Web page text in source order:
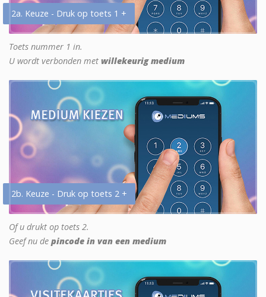
2a. Keuze - Druk op toets 1 +
Toets nummer 1 in.
U wordt verbonden met willekeurig medium
2b. Keuze - Druk op toets 2 +
Of u drukt op toets 2.
Geef nu de pincode in van een medium